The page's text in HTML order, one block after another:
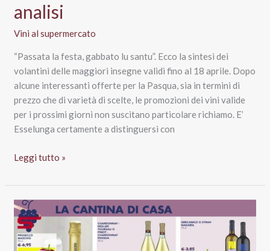
analisi
Vini al supermercato
“Passata la festa, gabbato lu santu”. Ecco la sintesi dei
volantini delle maggiori insegne validi fino al 18 aprile. Dopo
alcune interessanti offerte per la Pasqua, sia in termini di
prezzo che di varietà di scelte, le promozioni dei vini valide
per i prossimi giorni non suscitano particolare richiamo. E’
Esselunga certamente a distinguersi con
Vini
promo
al
supermercato
fino
al
Leggi tutto »